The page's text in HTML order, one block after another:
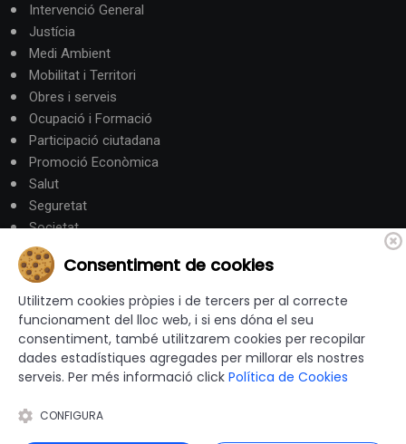
Intervenció General
Justícia
Medi Ambient
Mobilitat i Territori
Obres i serveis
Ocupació i Formació
Participació ciutadana
Promoció Econòmica
Salut
Seguretat
Societat
Turisme
Altres Canals
canalandorra.ad
© 2012-2026 Ajuntaments de Catalunya - Tots els drets
Consentiment de cookies
Utilitzem cookies pròpies i de tercers per al correcte
funcionament del lloc web, i si ens dóna el seu
consentiment, també utilitzarem cookies per recopilar
dades estadístiques agregades per millorar els nostres
serveis. Per més informació click Política de Cookies
CONFIGURA